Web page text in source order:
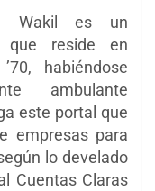
Wakil es un
que reside en
habiéndose
ambulante
este portal que
empresas para
lo develado
Cuentas Claras